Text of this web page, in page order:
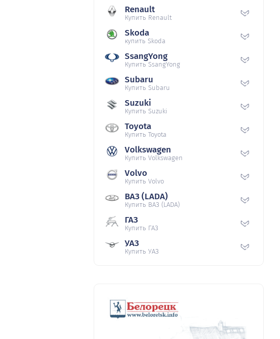
Renault
Купить Renault
Skoda
купить Skoda
SsangYong
Купить SsangYong
Subaru
Купить Subaru
Suzuki
Купить Suzuki
Toyota
Купить Toyota
Volkswagen
Купить Volkswagen
Volvo
Купить Volvo
ВАЗ (LADA)
Купить ВАЗ (LADA)
ГАЗ
Купить ГАЗ
УАЗ
Купить УАЗ